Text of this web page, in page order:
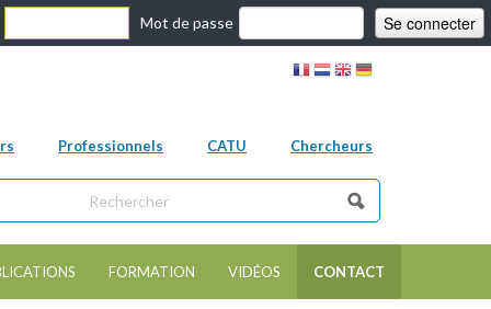
Mot de passe
Professionnels CATU Chercheurs
de recherche
FORMATION VIDÉOS CONTACT